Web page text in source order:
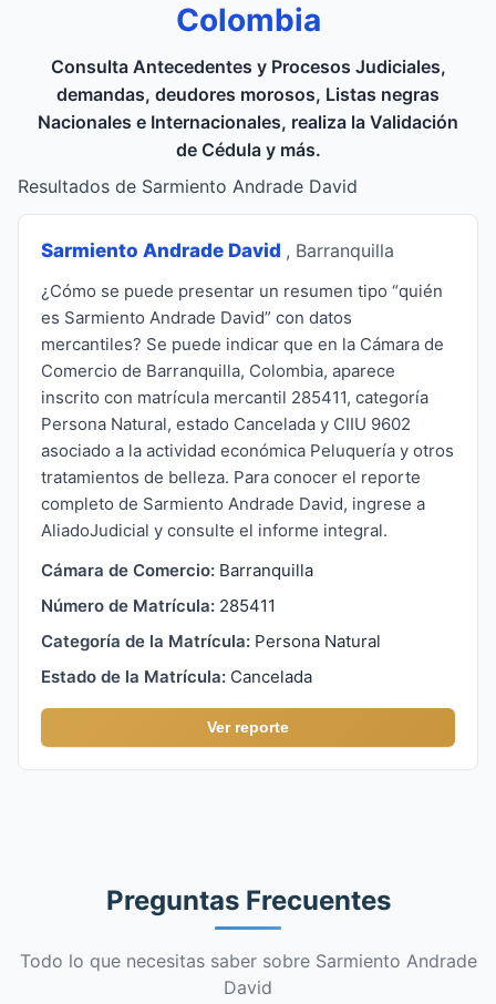
Colombia
Consulta Antecedentes y Procesos Judiciales,
demandas, deudores morosos, Listas negras
Nacionales e Internacionales, realiza la Validación
de Cédula y más.
Resultados de Sarmiento Andrade David
Sarmiento Andrade David , Barranquilla
¿Cómo se puede presentar un resumen tipo “quién
es Sarmiento Andrade David” con datos
mercantiles? Se puede indicar que en la Cámara de
Comercio de Barranquilla, Colombia, aparece
inscrito con matrícula mercantil 285411, categoría
Persona Natural, estado Cancelada y CIIU 9602
asociado a la actividad económica Peluquería y otros
tratamientos de belleza. Para conocer el reporte
completo de Sarmiento Andrade David, ingrese a
AliadoJudicial y consulte el informe integral.
Cámara de Comercio: Barranquilla
Número de Matrícula: 285411
Categoría de la Matrícula: Persona Natural
Estado de la Matrícula: Cancelada
Ver reporte
Preguntas Frecuentes
Todo lo que necesitas saber sobre Sarmiento Andrade
David